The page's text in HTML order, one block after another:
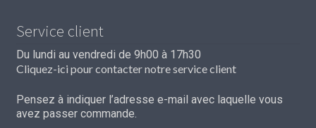
Service client
Du lundi au vendredi de 9h00 à 17h30
Cliquez-ici pour contacter notre service client
Pensez à indiquer l’adresse e-mail avec laquelle vous
avez passer commande.